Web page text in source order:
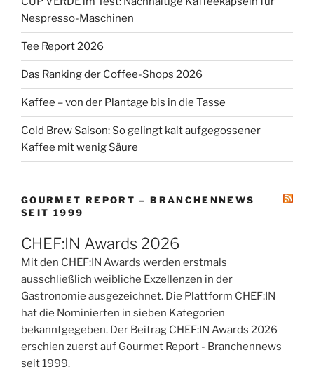
Nespresso-Maschinen
Tee Report 2026
Das Ranking der Coffee-Shops 2026
Kaffee – von der Plantage bis in die Tasse
Cold Brew Saison: So gelingt kalt aufgegossener
Kaffee mit wenig Säure
GOURMET REPORT – BRANCHENNEWS
SEIT 1999
CHEF:IN Awards 2026
Mit den CHEF:IN Awards werden erstmals
ausschließlich weibliche Exzellenzen in der
Gastronomie ausgezeichnet. Die Plattform CHEF:IN
hat die Nominierten in sieben Kategorien
bekanntgegeben. Der Beitrag CHEF:IN Awards 2026
erschien zuerst auf Gourmet Report - Branchennews
seit 1999.